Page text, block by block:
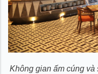
Không gian ấm cúng